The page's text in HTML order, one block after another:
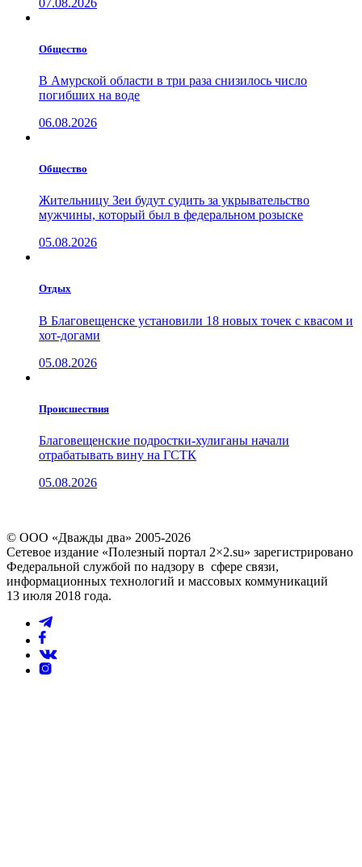
Общество
В Амурской области в три раза снизилось число
погибших на воде
06.08.2026
Общество
Жительницу Зеи будут судить за укрывательство
мужчины, который был в федеральном розыске
05.08.2026
Отдых
В Благовещенске установили 18 новых точек с квасом и
хот-догами
05.08.2026
Проиcшествия
Благовещенские подростки-хулиганы начали
отрабатывать вину на ГСТК
05.08.2026
© ООО «Дважды два» 2005-2026
Сетевое издание «Полезный портал 2×2.su» зарегистрировано
Федеральной службой по надзору в сфере связи,
информационных технологий и массовых коммуникаций
13 июля 2018 года.